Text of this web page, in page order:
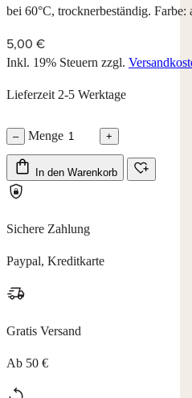
bei 60°C, trocknerbeständig. Farbe:
5,00 €
Inkl. 19% Steuern zzgl.
Lieferzeit 2-5 Werktage
– Menge +
In den Warenkorb
Sichere Zahlung
Paypal, Kreditkarte
Gratis Versand
Ab 50 €